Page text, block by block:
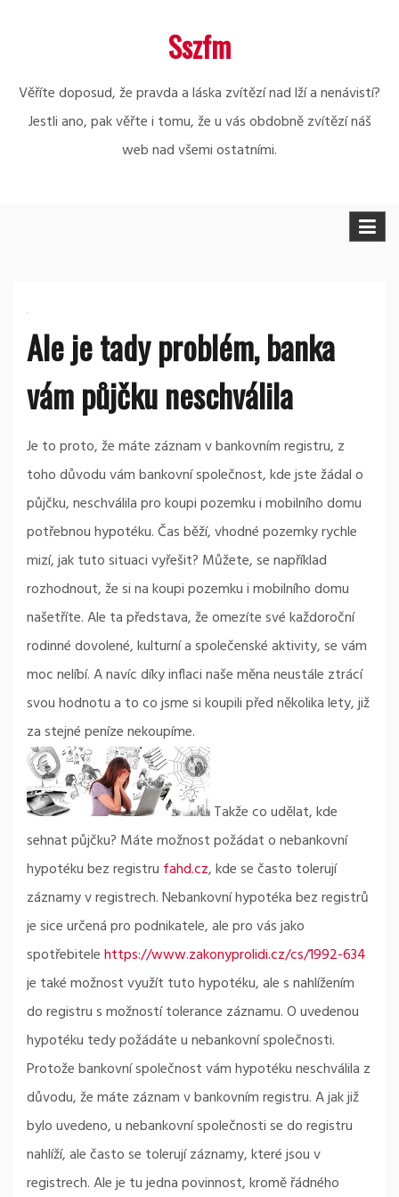
Sszfm
Věříte doposud, že pravda a láska zvítězí nad lží a nenávistí?
Jestli ano, pak věřte i tomu, že u vás obdobně zvítězí náš
web nad všemi ostatními.
Ale je tady problém, banka
vám půjčku neschválila
Je to proto, že máte záznam v bankovním registru, z
toho důvodu vám bankovní společnost, kde jste žádal o
půjčku, neschválila pro koupi pozemku i mobilního domu
potřebnou hypotéku. Čas běží, vhodné pozemky rychle
mizí, jak tuto situaci vyřešit? Můžete, se například
rozhodnout, že si na koupi pozemku i mobilního domu
našetříte. Ale ta představa, že omezíte své každoroční
rodinné dovolené, kulturní a společenské aktivity, se vám
moc nelíbí. A navíc díky inflaci naše měna neustále ztrácí
svou hodnotu a to co jsme si koupili před několika lety, již
za stejné peníze nekoupíme.
Takže co udělat, kde
sehnat půjčku? Máte možnost požádat o nebankovní
hypotéku bez registru fahd.cz, kde se často tolerují
záznamy v registrech. Nebankovní hypotéka bez registrů
je sice určená pro podnikatele, ale pro vás jako
spotřebitelehttps://www.zakonyprolidi.cz/cs/1992-634
je také možnost využít tuto hypotéku, ale s nahlížením
do registru s možností tolerance záznamu. O uvedenou
hypotéku tedy požádáte u nebankovní společnosti.
Protože bankovní společnost vám hypotéku neschválila z
důvodu, že máte záznam v bankovním registru. A jak již
bylo uvedeno, u nebankovní společnosti se do registru
nahlíží, ale často se tolerují záznamy, které jsou v
registrech. Ale je tu jedna povinnost, kromě řádného